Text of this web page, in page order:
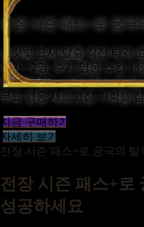
전장 시즌 패스+로 궁극
보랏빛 요새 탈출 작전 타격
추가 +2명, 추가 영웅 스킨
확보하세요. 시즌 패스+로
무료 영웅 새로고침 기회를
지금 구매하기
자세히 보기
전장 시즌 패스+로 궁극의 탈
전장 시즌 패스+로
성공하세요